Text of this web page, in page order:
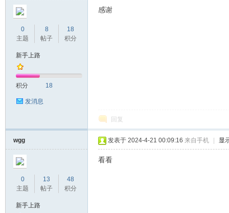
0
主题
8
帖子
18
积分
新手上路
积分 18
发消息
感谢
回复
wgg
0
主题
13
帖子
48
积分
新手上路
发表于 2024-4-21 00:09:16 来自手机 显
看看